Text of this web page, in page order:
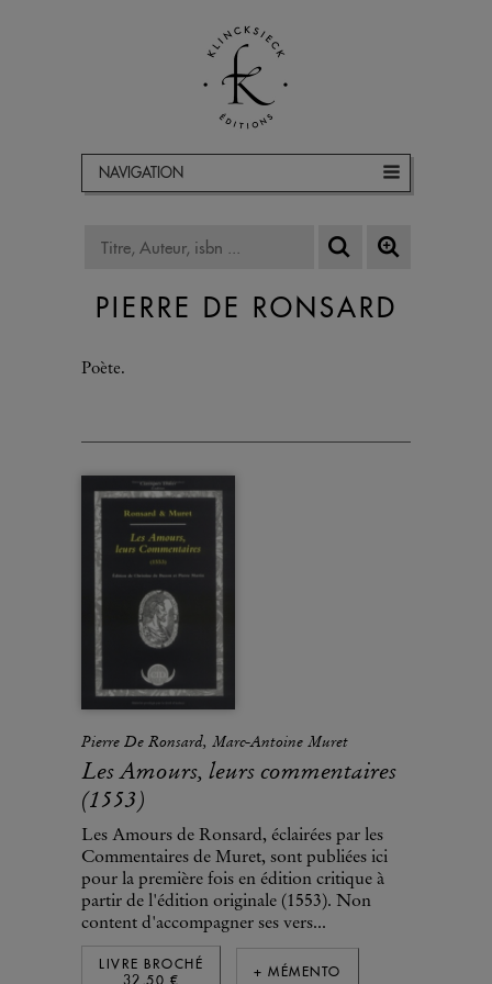
NAVIGATION
PIERRE DE RONSARD
Poète.
Pierre De Ronsard, Marc-Antoine Muret
Les Amours, leurs commentaires
(1553)
Les Amours de Ronsard, éclairées par les
Commentaires de Muret, sont publiées ici
pour la première fois en édition critique à
partir de l'édition originale (1553). Non
content d'accompagner ses vers...
LIVRE BROCHÉ
32,50 €
+ MÉMENTO